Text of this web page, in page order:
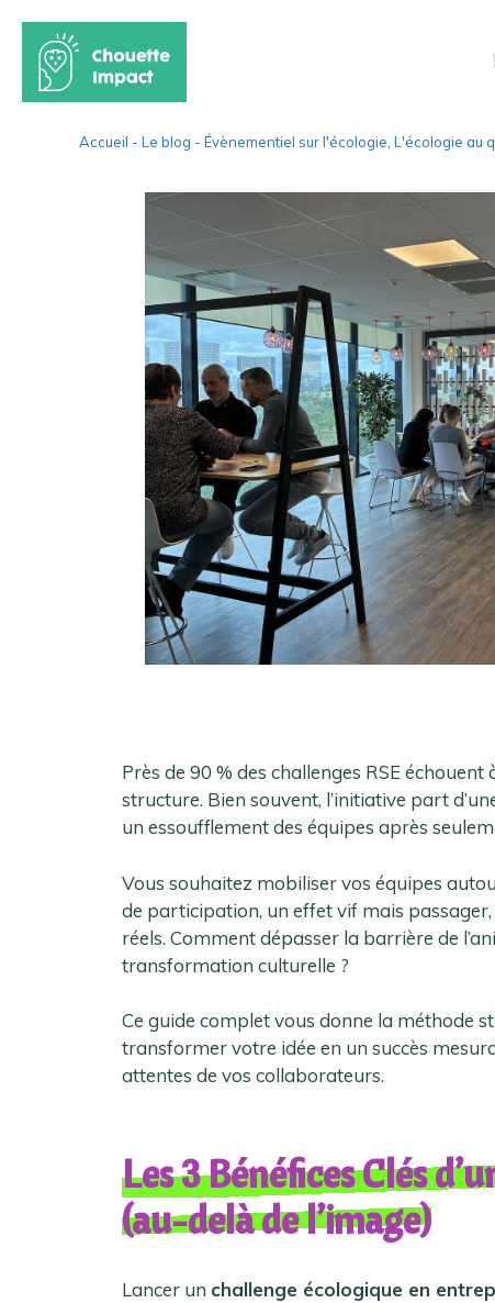
Accueil - Le blog - Évènementiel sur l'écologie L'écologie au
Près de 90 % des challenges RSE
structure. Bien souvent, l’initiative part
un essoufflement des équipes après
Vous souhaitez mobiliser vos équipes
de participation, un effet vif mais
réels. Comment dépasser la barrière de
transformation culturelle ?
Ce guide complet vous donne la méthode
transformer votre idée en un succès
attentes de vos collaborateurs.
Les 3 Bénéfices Clés
(au-delà de l’image)
Lancer un challenge écologique en